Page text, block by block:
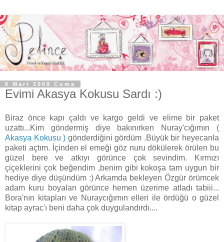
6 Mart 2009 Cuma
Evimi Akasya Kokusu Sardı :)
Biraz önce kapı çaldı ve kargo geldi ve elime bir paket
uzattı...Kim göndermiş diye bakınırken Nuray'cığımın (
Akasya Kokusu ) gönderdiğini gördüm .Büyük bir heyecanla
paketi açtım. İçinden el emeği göz nuru dökülerek örülen bu
güzel bere ve atkıyı görünce çok sevindim. Kırmızı
çiçeklerini çok beğendim ,benim gibi kokoşa tam uygun bir
hediye diye düşündüm :) Arkamda bekleyen Özgür örümcek
adam kuru boyaları görünce hemen üzerime atladı tabiii...
Bora'nın kitapları ve Nuraycığımın elleri ile ördüğü o güzel
kitap ayrac'ı beni daha çok duygulandırdı....